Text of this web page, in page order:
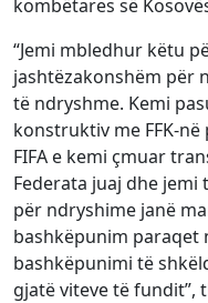
kombëtares së
“Jemi mbledhur këtu
jashtëzakonshëm për
të ndryshme. Kemi
konstruktiv me FFK-
FIFA e kemi çmuar
Federata juaj dhe
për ndryshime janë
bashkëpunim paraqet
bashkëpunimi të
gjatë viteve të fundit”,